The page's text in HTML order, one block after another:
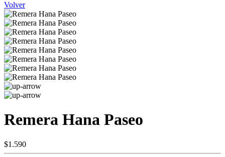
Volver
Remera Hana Paseo
$1.590